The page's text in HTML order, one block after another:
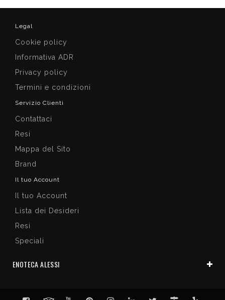
Legal
Cookie policy
Informativa ADR
Privacy policy
Termini e condizioni
Servizio Clienti
Contattaci
Resi
Mappa del Sito
Brand
Il tuo Account
Il tuo Account
Lista dei Desideri
Resi
Speciali
ENOTECA ALESSI